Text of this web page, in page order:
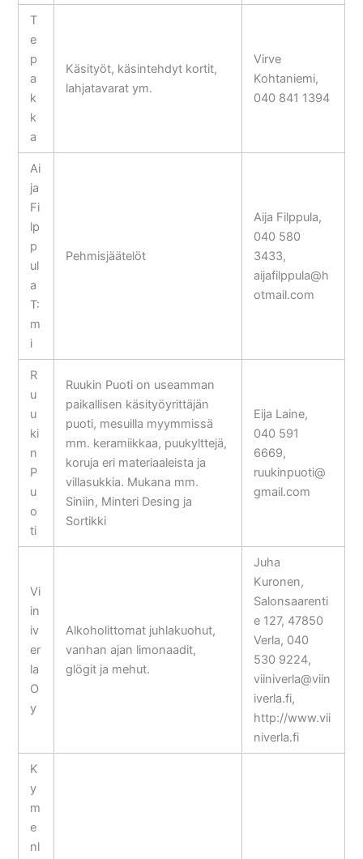
T
e
p
a
k
k
a
Käsityöt, käsintehdyt kortit,
lahjatavarat ym.
Virve
Kohtaniemi,
040 841 1394
Ai
ja
Fi
lp
p
ul
a
T:
m
i
Pehmisjäätelöt
Aija Filppula,
040 580
3433,
aijafilppula@h
otmail.com
R
u
u
ki
n
P
u
o
ti
Ruukin Puoti on useamman
paikallisen käsityöyrittäjän
puoti, mesuilla myymmissä
mm. keramiikkaa, puukylttejä,
koruja eri materiaaleista ja
villasukkia. Mukana mm.
Siniin, Minteri Desing ja
Sortikki
Eija Laine,
040 591
6669,
ruukinpuoti@
gmail.com
Vi
in
iv
er
la
O
y
Alkoholittomat juhlakuohut,
vanhan ajan limonaadit,
glögit ja mehut.
Juha
Kuronen,
Salonsaarenti
e 127, 47850
Verla, 040
530 9224,
viiniverla@viin
iverla.fi,
http://www.vii
niverla.fi
K
y
m
e
nl